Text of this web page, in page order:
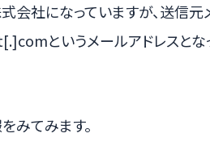
会社になっていますが、送信
というメールアドレスとな
みてみます。